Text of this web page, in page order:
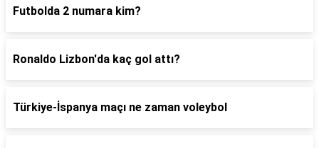
Futbolda 2 numara kim?
Ronaldo Lizbon'da kaç gol attı?
Türkiye-İspanya maçı ne zaman voleybol